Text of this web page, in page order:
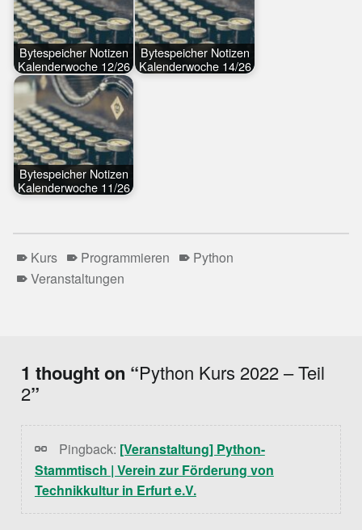
Bytespeicher Notizen
Kalenderwoche 12/26
Bytespeicher Notizen
Kalenderwoche 14/26
Bytespeicher Notizen
Kalenderwoche 11/26
Kurs Programmieren
Python
Veranstaltungen
1 thought on “Python Kurs 2022 – Teil
2”
Pingback: [Veranstaltung] Python-
Stammtisch | Verein zur Förderung von
Technikkultur in Erfurt e.V.